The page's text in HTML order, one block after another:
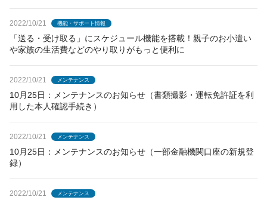
2022/10/21 機能・サポート情報
「送る・受け取る」にスケジュール機能を搭載！親子のお小遣い
や家族の生活費などのやり取りがもっと便利に
2022/10/21 メンテナンス
10月25日：メンテナンスのお知らせ（書類撮影・運転免許証を利
用した本人確認手続き）
2022/10/21 メンテナンス
10月25日：メンテナンスのお知らせ（一部金融機関口座の新規登
録）
2022/10/21 メンテナンス